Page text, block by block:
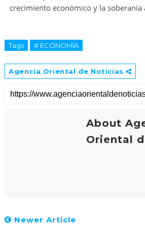
crecimiento económico y la soberanía
Tags # ECONOMÍA
Agencia Oriental de Noticias
About
Oriental
Newer Article